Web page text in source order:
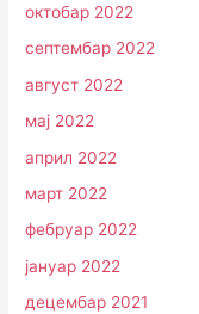
октобар 2022
септембар 2022
август 2022
мај 2022
април 2022
март 2022
фебруар 2022
јануар 2022
децембар 2021